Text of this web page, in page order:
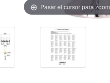
Pasar el cursor para zoom